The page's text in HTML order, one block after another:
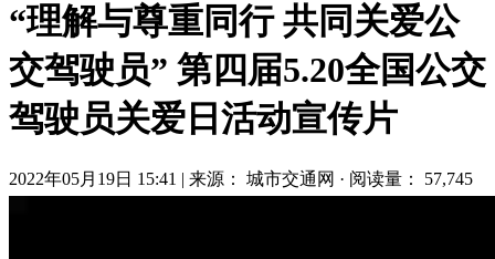
“理解与尊重同行 共同关爱公
交驾驶员” 第四届5.20全国公交
驾驶员关爱日活动宣传片
2022年05月19日 15:41 | 来源： 城市交通网 · 阅读量： 57,745